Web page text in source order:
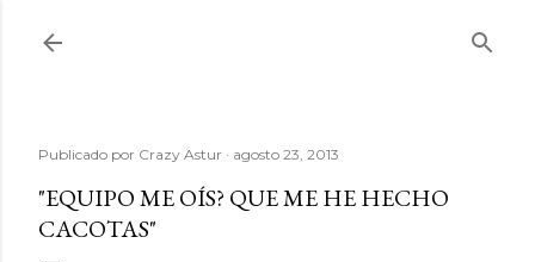
Publicado por Crazy Astur agosto 23, 2013
"EQUIPO ME OÍS? QUE ME HE HECHO
CACOTAS"